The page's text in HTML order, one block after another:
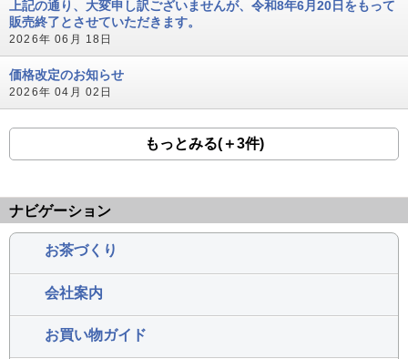
上記の通り、大変申し訳ございませんが、令和8年6月20日をもって
販売終了とさせていただきます。
2026年 06月 18日
価格改定のお知らせ
2026年 04月 02日
もっとみる(＋3件)
ナビゲーション
お茶づくり
会社案内
お買い物ガイド